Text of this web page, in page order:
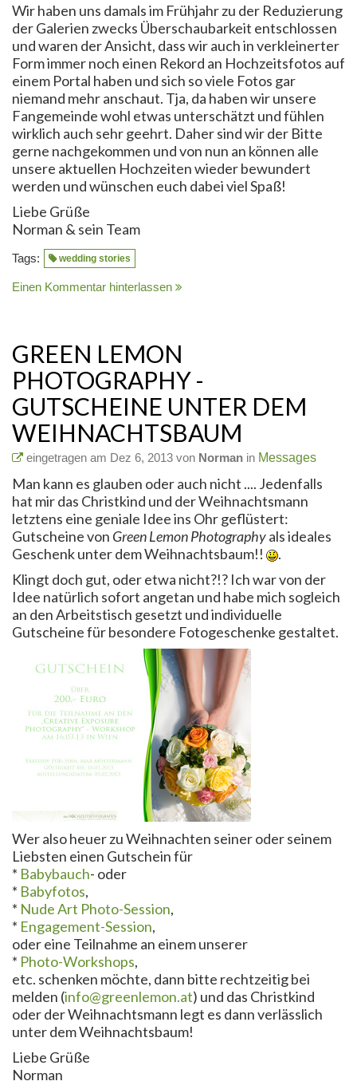
Wir haben uns damals im Frühjahr zu der Reduzierung
der Galerien zwecks Überschaubarkeit entschlossen
und waren der Ansicht, dass wir auch in verkleinerter
Form immer noch einen Rekord an Hochzeitsfotos auf
einem Portal haben und sich so viele Fotos gar
niemand mehr anschaut. Tja, da haben wir unsere
Fangemeinde wohl etwas unterschätzt und fühlen
wirklich auch sehr geehrt. Daher sind wir der Bitte
gerne nachgekommen und von nun an können alle
unsere aktuellen Hochzeiten wieder bewundert
werden und wünschen euch dabei viel Spaß!
Liebe Grüße
Norman & sein Team
Tags: wedding stories
Einen Kommentar hinterlassen
GREEN LEMON
PHOTOGRAPHY -
GUTSCHEINE UNTER DEM
WEIHNACHTSBAUM
eingetragen am Dez 6, 2013 von Norman in Messages
Man kann es glauben oder auch nicht .... Jedenfalls
hat mir das Christkind und der Weihnachtsmann
letztens eine geniale Idee ins Ohr geflüstert:
Gutscheine von Green Lemon Photographyals ideales
Geschenk unter dem Weihnachtsbaum!!
.
Klingt doch gut, oder etwa nicht?!? Ich war von der
Idee natürlich sofort angetan und habe mich sogleich
an den Arbeitstisch gesetzt und individuelle
Gutscheine für besondere Fotogeschenke gestaltet.
Wer also heuer zu Weihnachten seiner oder seinem
Liebsten einen Gutschein für
* Babybauch- oder
* Babyfotos,
* Nude Art Photo-Session,
* Engagement-Session,
oder eine Teilnahme an einem unserer
* Photo-Workshops,
etc. schenken möchte, dann bitte rechtzeitig bei
melden (info@greenlemon.at) und das Christkind
oder der Weihnachtsmann legt es dann verlässlich
unter dem Weihnachtsbaum!
Liebe Grüße
Norman